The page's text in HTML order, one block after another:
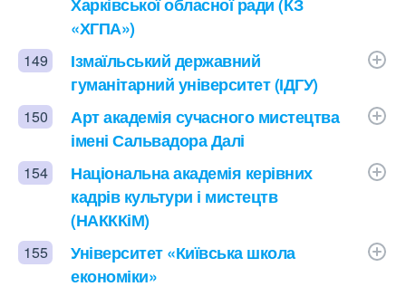
«ХГПА»)
149
Ізмаїльський державний
гуманітарний університет (ІДГУ)
150
Арт академія сучасного мистецтва
імені Сальвадора Далі
154
Національна академія керівних
кадрів культури і мистецтв
(НАКККіМ)
155
Університет «Київська школа
економіки»